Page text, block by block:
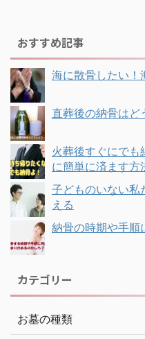
おすすめ記事
海に散骨したい！
直葬後の納骨はど
火葬後すぐにでも
に簡単に済ます方
子どものいない私
える
納骨の時期や手順
カテゴリー
お墓の種類